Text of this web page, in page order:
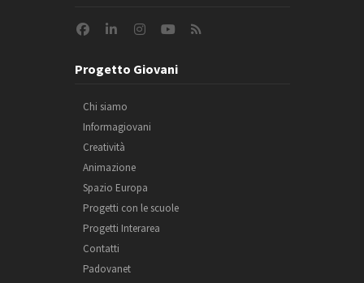
Progetto Giovani
Chi siamo
Informagiovani
Creatività
Animazione
Spazio Europa
Progetti con le scuole
Progetti Interarea
Contatti
Padovanet